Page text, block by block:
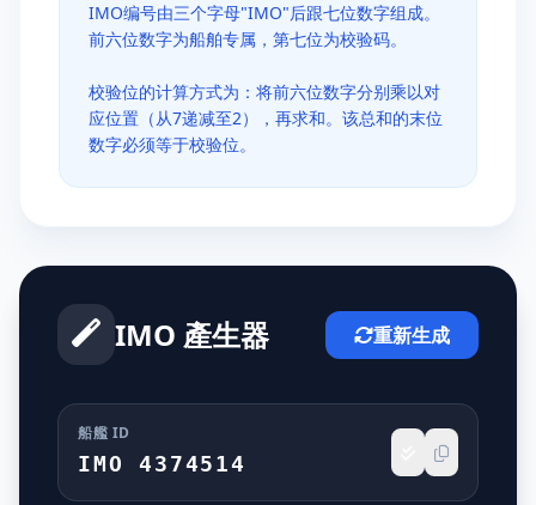
IMO编号由三个字母"IMO"后跟七位数字组成。
前六位数字为船舶专属，第七位为校验码。
校验位的计算方式为：将前六位数字分别乘以对
应位置（从7递减至2），再求和。该总和的末位
数字必须等于校验位。
IMO 產生器 重新生成
船艦 ID
IMO 4374514